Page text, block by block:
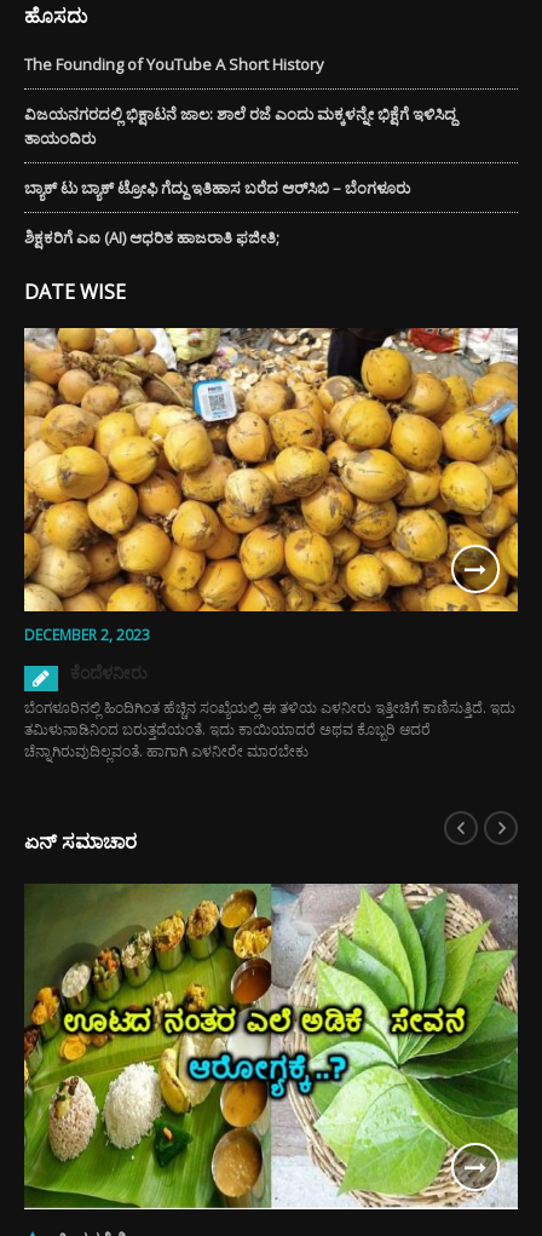
ಹೊಸದು
The Founding of YouTube A Short History
ವಿಜಯನಗರದಲ್ಲಿ ಭಿಕ್ಷಾಟನೆ ಜಾಲ: ಶಾಲೆ ರಜೆ ಎಂದು ಮಕ್ಕಳನ್ನೇ ಭಿಕ್ಷೆಗೆ ಇಳಿಸಿದ್ದ
ತಾಯಂದಿರು
ಬ್ಯಾಕ್ ಟು ಬ್ಯಾಕ್ ಟ್ರೋಫಿ ಗೆದ್ದು ಇತಿಹಾಸ ಬರೆದ ಆರ್‌ಸಿಬಿ – ಬೆಂಗಳೂರು
ಶಿಕ್ಷಕರಿಗೆ ಎಐ (AI) ಆಧರಿತ ಹಾಜರಾತಿ ಫಜೀತಿ;
DATE WISE
DECEMBER 2, 2023
ಕೆಂದೆಳನೀರು
ಬೆಂಗಳೂರಿನಲ್ಲಿ ಹಿಂದಿಗಿಂತ ಹೆಚ್ಚಿನ ಸಂಖ್ಯೆಯಲ್ಲಿ ಈ ತಳಿಯ ಎಳನೀರು ಇತ್ತೀಚಿಗೆ ಕಾಣಿಸುತ್ತಿದೆ. ಇದು
ತಮಿಳುನಾಡಿನಿಂದ ಬರುತ್ತದೆಯಂತೆ. ಇದು ಕಾಯಿಯಾದರೆ ಅಥವ ಕೊಬ್ಬರಿ ಆದರೆ
ಚೆನ್ನಾಗಿರುವುದಿಲ್ಲವಂತೆ. ಹಾಗಾಗಿ ಎಳನೀರೇ ಮಾರಬೇಕು
ಏನ್ ಸಮಾಚಾರ